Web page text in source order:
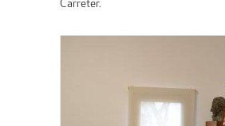
Carreter.